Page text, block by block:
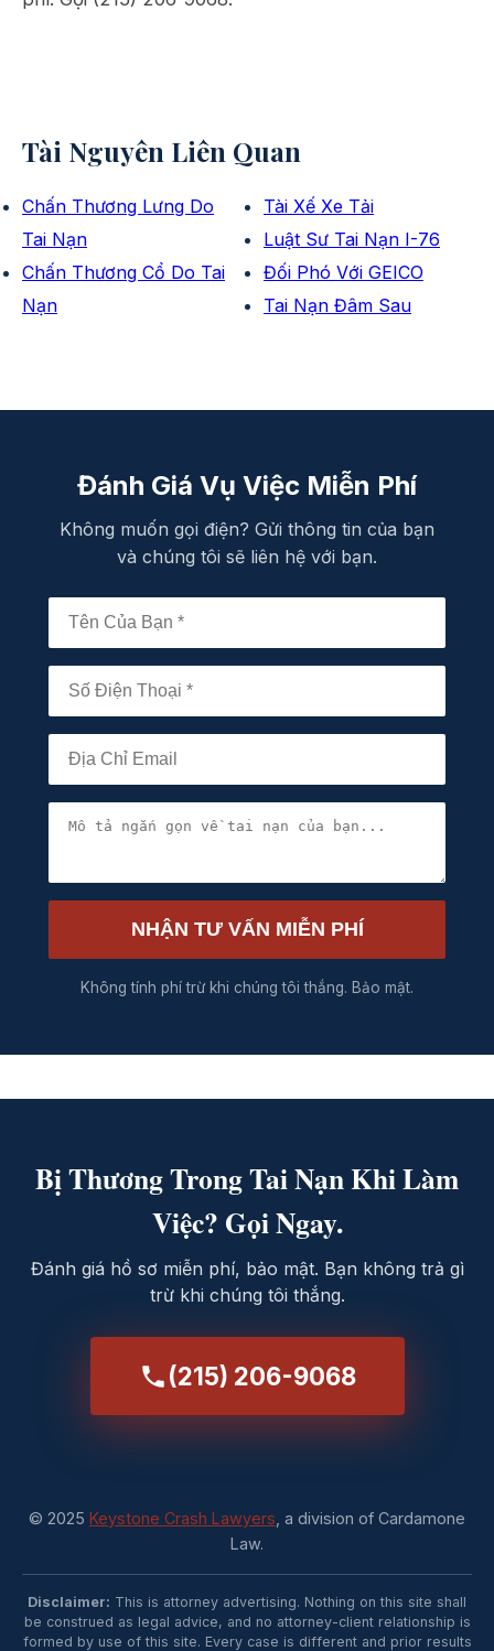
Tài Nguyên Liên Quan
Chấn Thương Lưng Do
Tai Nạn
Chấn Thương Cổ Do Tai
Nạn
Tài Xế Xe Tải
Luật Sư Tai Nạn I-76
Đối Phó Với GEICO
Tai Nạn Đâm Sau
Đánh Giá Vụ Việc Miễn Phí
Không muốn gọi điện? Gửi thông tin của bạn
và chúng tôi sẽ liên hệ với bạn.
NHẬN TƯ VẤN MIỄN PHÍ
Không tính phí trừ khi chúng tôi thắng. Bảo mật.
Bị Thương Trong Tai Nạn Khi Làm
Việc? Gọi Ngay.
Đánh giá hồ sơ miễn phí, bảo mật. Bạn không trả gì
trừ khi chúng tôi thắng.
(215) 206-9068
© 2025 Keystone Crash Lawyers , a division of Cardamone
Law.
Disclaimer: This is attorney advertising. Nothing on this site shall
be construed as legal advice, and no attorney-client relationship is
formed by use of this site. Every case is different and prior results